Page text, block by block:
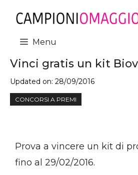
contenuto
Menu
Vinci gratis un kit
Updated on: 28/09/2016
CONCORSI A PREMI
Prova a vincere un kit di
fino al 29/02/2016.